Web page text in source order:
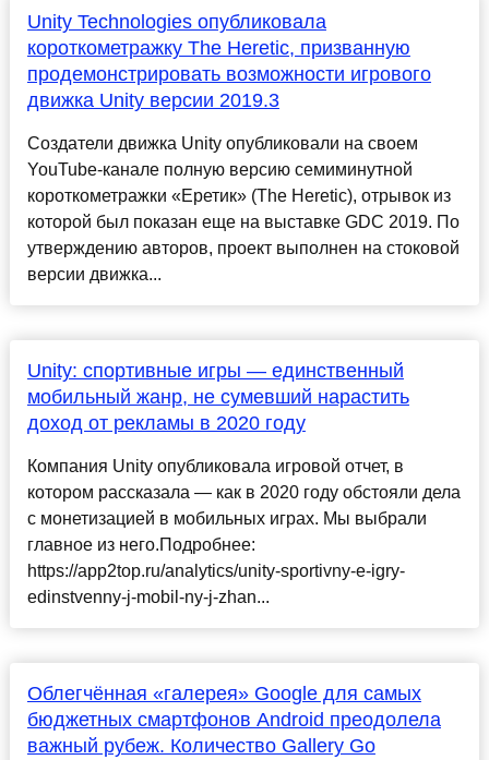
Unity Technologies опубликовала
короткометражку The Heretic, призванную
продемонстрировать возможности игрового
движка Unity версии 2019.3
Создатели движка Unity опубликовали на своем
YouTube-канале полную версию семиминутной
короткометражки «Еретик» (The Heretic), отрывок из
которой был показан еще на выставке GDC 2019. По
утверждению авторов, проект выполнен на стоковой
версии движка...
Unity: спортивные игры — единственный
мобильный жанр, не сумевший нарастить
доход от рекламы в 2020 году
Компания Unity опубликовала игровой отчет, в
котором рассказала — как в 2020 году обстояли дела
с монетизацией в мобильных играх. Мы выбрали
главное из него.Подробнее:
https://app2top.ru/analytics/unity-sportivny-e-igry-
edinstvenny-j-mobil-ny-j-zhan...
Облегчённая «галерея» Google для самых
бюджетных смартфонов Android преодолела
важный рубеж. Количество Gallery Go